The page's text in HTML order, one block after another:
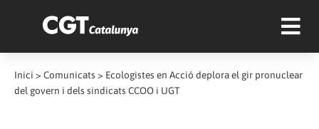
Inici > Comunicats > Ecologistes en Acció deplora el gir pronuclear
del govern i dels sindicats CCOO i UGT